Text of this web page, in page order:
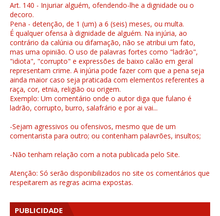
Art. 140 - Injuriar alguém, ofendendo-lhe a dignidade ou o
decoro.
Pena - detenção, de 1 (um) a 6 (seis) meses, ou multa.
É qualquer ofensa à dignidade de alguém. Na injúria, ao
contrário da calúnia ou difamação, não se atribui um fato,
mas uma opinião. O uso de palavras fortes como "ladrão",
"idiota", "corrupto" e expressões de baixo calão em geral
representam crime. A injúria pode fazer com que a pena seja
ainda maior caso seja praticada com elementos referentes a
raça, cor, etnia, religião ou origem.
Exemplo: Um comentário onde o autor diga que fulano é
ladrão, corrupto, burro, salafrário e por ai vai...
-Sejam agressivos ou ofensivos, mesmo que de um
comentarista para outro; ou contenham palavrões, insultos;
-Não tenham relação com a nota publicada pelo Site.
Atenção: Só serão disponibilizados no site os comentários que
respeitarem as regras acima expostas.
PUBLICIDADE